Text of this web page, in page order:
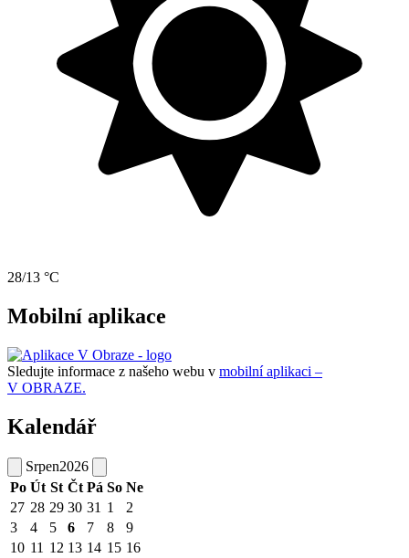
28/13 °C
Mobilní aplikace
Sledujte informace z našeho webu v mobilní aplikaci –
V OBRAZE.
Kalendář
Srpen2026
Po Út St Čt Pá So Ne
27 28 29 30 31 1
2
3
4 5 6 7 8
9
10 11 12 13 14 15 16